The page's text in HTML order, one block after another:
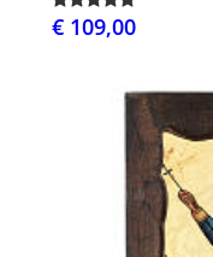
€ 109,00